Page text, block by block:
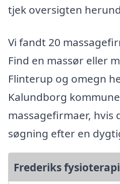
tjek oversigten
Vi fandt 20
Find en massør eller
Flinterup og omegn
Kalundborg
massagefirmaer, hvis
søgning efter en
Frederiks fysioterapi